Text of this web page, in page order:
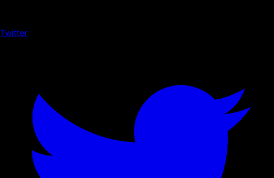
Twitter